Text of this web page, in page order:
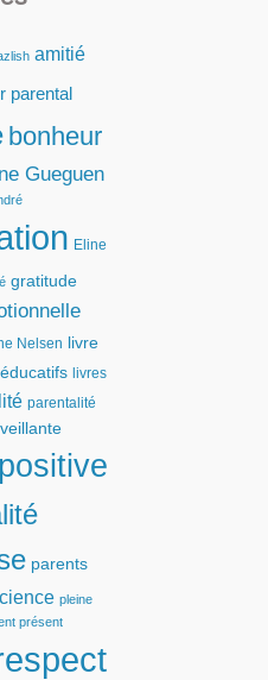
amitié
parental
bonheur
Gueguen
Eline
gratitude
Nelsen
livre
livres
parentalité
parents
pleine
présent